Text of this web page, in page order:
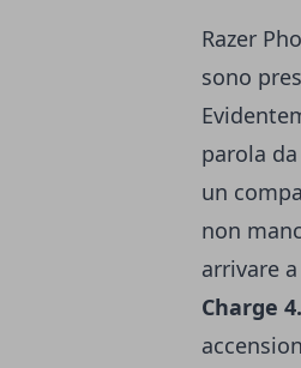
Razer
sono
parola
un
non
arrivare
Charge